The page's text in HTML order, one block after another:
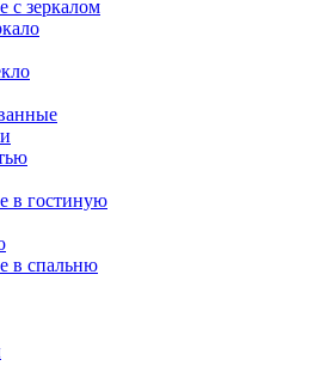
зеркалом
в гостиную
в спальню